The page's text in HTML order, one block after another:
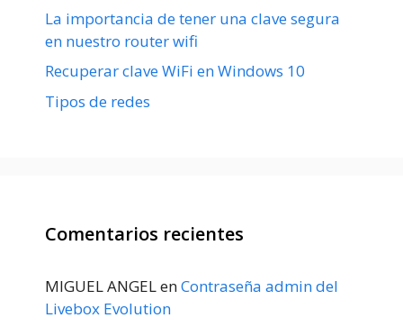
La importancia de tener una clave segura
en nuestro router wifi
Recuperar clave WiFi en Windows 10
Tipos de redes
Comentarios recientes
MIGUEL ANGELenContraseña admin del
Livebox Evolution